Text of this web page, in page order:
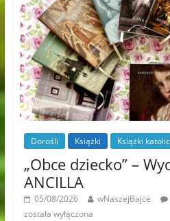
Dorośli Książki Książki
„Obce dziecko” –
ANCILLA
05/08/2026 wNaszejBajce
została wyłączona